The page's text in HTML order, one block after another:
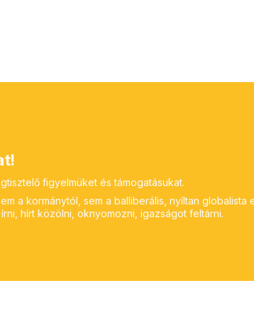
figyelmüket és támogatásukat.
a kormánytól, sem a balliberális, nyíltan globalista
hírt közölni, oknyomozni, igazságot feltárni.